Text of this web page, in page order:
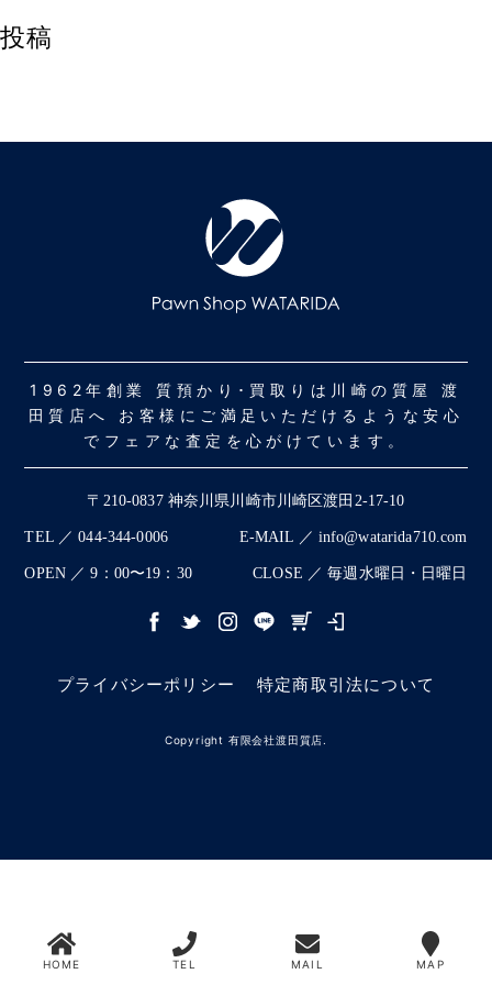
投稿
1962年創業 質預かり･買取りは川崎の質屋 渡
田質店へ お客様にご満足いただけるような安心
でフェアな査定を心がけています。
〒210-0837 神奈川県川崎市川崎区渡田2-17-10
TEL ／ 044-344-0006 E-MAIL ／ info@watarida710.com
OPEN ／ 9：00〜19：30 CLOSE ／ 毎週水曜日・日曜日
プライバシーポリシー 特定商取引法について
Copyright 有限会社渡田質店.
HOME TEL MAIL MAP